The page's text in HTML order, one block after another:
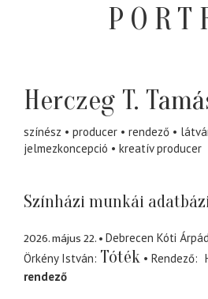
Herczeg T.
színész producer rendező
jelmezkoncepció
kreatív producer
Színházi munkái
2026. május 22.
Debrecen Kóti
Örkény István Tóték Rendező
rendező